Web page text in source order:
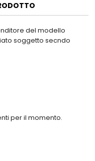
del modello
soggetto secndo
per il momento.